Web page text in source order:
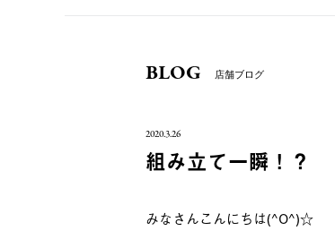
BLOG 店舗ブログ
2020.3.26
組み立て一瞬！？
みなさんこんにちは(^O^)☆